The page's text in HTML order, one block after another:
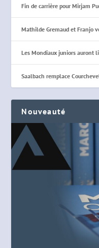
Fin de carrière pour Mirjam
Mathilde Gremaud et Franjo
Les Mondiaux juniors auront
Saalbach remplace
Nouveauté